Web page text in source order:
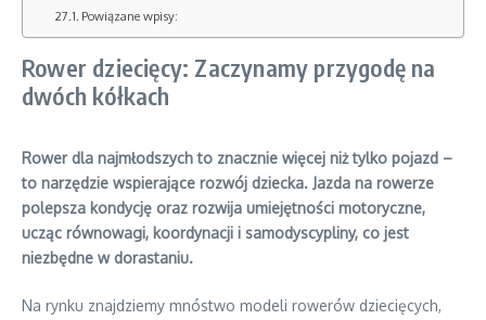
Powiązane wpisy:
Rower dziecięcy: Zaczynamy przygodę na
dwóch kółkach
Rower dla najmłodszych to znacznie więcej niż tylko pojazd –
to narzędzie wspierające rozwój dziecka. Jazda na rowerze
polepsza kondycję oraz rozwija umiejętności motoryczne,
ucząc równowagi, koordynacji i samodyscypliny, co jest
niezbędne w dorastaniu.
Na rynku znajdziemy mnóstwo modeli rowerów dziecięcych,